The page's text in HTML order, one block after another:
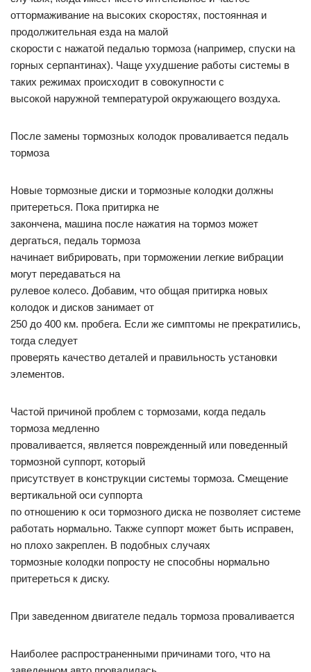
оттормаживание на высоких скоростях, постоянная и
продолжительная езда на малой
скорости с нажатой педалью тормоза (например, спуски на
горных серпантинах). Чаще ухудшение работы системы в
таких режимах происходит в совокупности с
высокой наружной температурой окружающего воздуха.
После замены тормозных колодок проваливается педаль
тормоза
Новые тормозные диски и тормозные колодки должны
притереться. Пока притирка не
закончена, машина после нажатия на тормоз может
дергаться, педаль тормоза
начинает вибрировать, при торможении легкие вибрации
могут передаваться на
рулевое колесо. Добавим, что общая притирка новых
колодок и дисков занимает от
250 до 400 км. пробега. Если же симптомы не прекратились,
тогда следует
проверять качество деталей и правильность установки
элементов.
Частой причиной проблем с тормозами, когда педаль
тормоза медленно
проваливается, является поврежденный или поведенный
тормозной суппорт, который
присутствует в конструкции системы тормоза. Смещение
вертикальной оси суппорта
по отношению к оси тормозного диска не позволяет системе
работать нормально. Также суппорт может быть исправен,
но плохо закреплен. В подобных случаях
тормозные колодки попросту не способны нормально
притереться к диску.
При заведенном двигателе педаль тормоза проваливается
Наиболее распространенными причинами того, что на